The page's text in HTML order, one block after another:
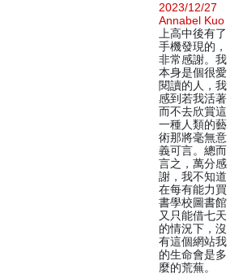
2023/12/27
Annabel Kuo
上高中後有了
手機發現的，
非常感謝。我
本身是個很愛
閱讀的人，我
感到若我活著
而不去欣賞這
一種人類的藝
術那將毫無意
義可言。總而
言之，萬分感
謝，我不知道
在每有能力買
書學校圖書館
又只能借七天
的情況下，沒
有這個網站我
的生命會是多
麼的荒蕪。